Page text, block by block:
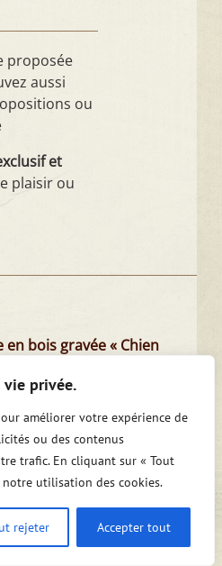
vie privée.
améliorer votre expérience de
ou des contenus
trafic. En cliquant sur « Tout
notre utilisation des cookies.
rejeter Accepter tout
proposée
aussi
ou
et
plaisir ou
en bois gravée « Chien
aussi
ou
et